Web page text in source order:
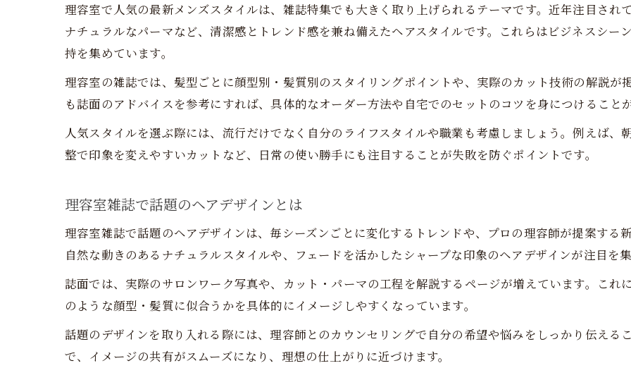
理容室雑誌特集が与える大人の新しい発見
理容室で雑誌を活用した自分磨きの意識
理容室の雑誌が提案する大人の魅力強調法
話題の理容室雑誌特集で清潔感を手に入れる方法
理容室雑誌特集で実現する清潔感アップ術
理容室で雑誌を使った清潔感ヘアの選び方
理容室雑誌特集が教える清潔感キープ法
トレンド解説も！理容室で注目される雑誌特集
理容室雑誌特集が人気の理由と注目点
理容室で話題の雑誌特集トレンド解説
理容室雑誌で流行スタイルを徹底チェック
理容室で人気の最新メンズスタイルは、雑誌特集でも大きく取り上げられるテーマです。近年注目され
ナチュラルなパーマなど、清潔感とトレンド感を兼ね備えたヘアスタイルです。これらはビジネスシー
持を集めています。
理容室の雑誌では、髪型ごとに顔型別・髪質別のスタイリングポイントや、実際のカット技術の解説が
も誌面のアドバイスを参考にすれば、具体的なオーダー方法や自宅でのセットのコツを身につけること
人気スタイルを選ぶ際には、流行だけでなく自分のライフスタイルや職業も考慮しましょう。例えば、
整で印象を変えやすいカットなど、日常の使い勝手にも注目することが失敗を防ぐポイントです。
理容室雑誌で話題のヘアデザインとは
理容室雑誌で話題のヘアデザインは、毎シーズンごとに変化するトレンドや、プロの理容師が提案する
自然な動きのあるナチュラルスタイルや、フェードを活かしたシャープな印象のヘアデザインが注目を
誌面では、実際のサロンワーク写真や、カット・パーマの工程を解説するページが増えています。これ
のような顔型・髪質に似合うかを具体的にイメージしやすくなっています。
話題のデザインを取り入れる際には、理容師とのカウンセリングで自分の希望や悩みをしっかり伝える
で、イメージの共有がスムーズになり、理想の仕上がりに近づけます。